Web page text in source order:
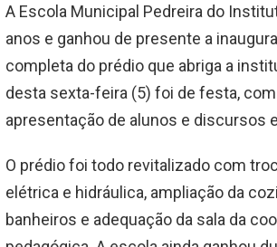
A Escola Municipal Pedreira do
anos e ganhou de presente a
completa do prédio que abriga a
desta sexta-feira (5) foi de festa,
apresentação de alunos e discursos
O prédio foi todo revitalizado com
elétrica e hidráulica, ampliação da
banheiros e adequação da sala da